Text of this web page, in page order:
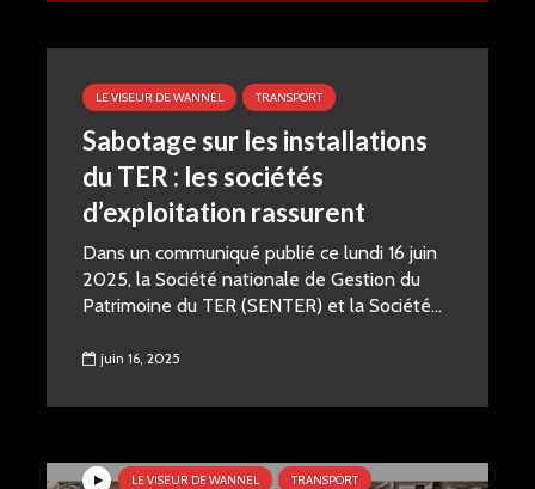
LE VISEUR DE WANNEL TRANSPORT
Sabotage sur les installations
du TER : les sociétés
d’exploitation rassurent
Dans un communiqué publié ce lundi 16 juin
2025, la Société nationale de Gestion du
Patrimoine du TER (SENTER) et la Société...
juin 16, 2025
LE VISEUR DE WANNEL TRANSPORT